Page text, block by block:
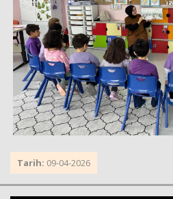
Tarih: 09-04-2026